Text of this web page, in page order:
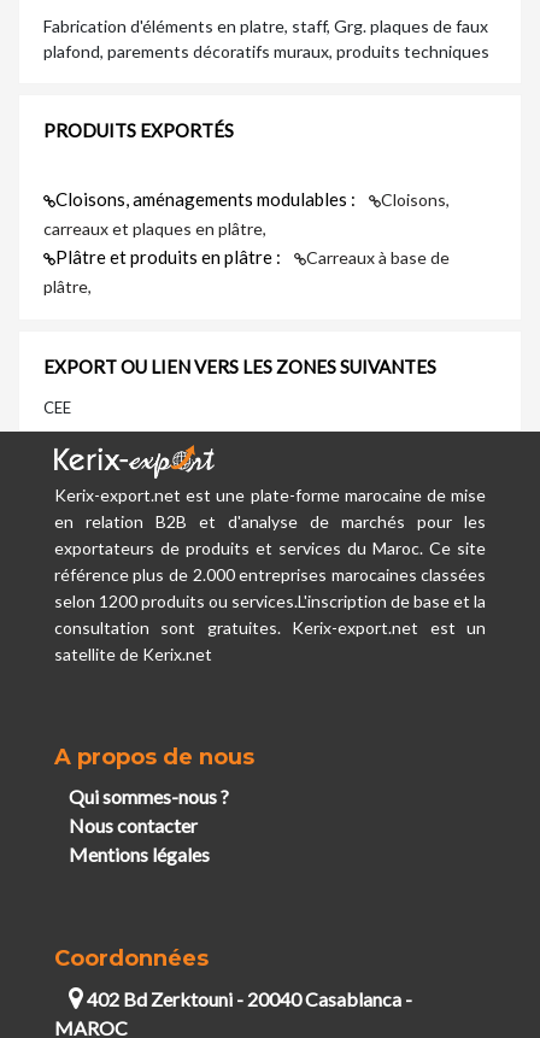
Fabrication d'éléments en platre, staff, Grg. plaques de faux
plafond, parements décoratifs muraux, produits techniques
PRODUITS EXPORTÉS
Cloisons, aménagements modulables :
Cloisons,
carreaux et plaques en plâtre,
Plâtre et produits en plâtre :
Carreaux à base de
plâtre,
EXPORT OU LIEN VERS LES ZONES SUIVANTES
CEE
Kerix-export.net est une plate-forme marocaine de mise
en relation B2B et d'analyse de marchés pour les
exportateurs de produits et services du Maroc. Ce site
référence plus de 2.000 entreprises marocaines classées
selon 1200 produits ou services.L'inscription de base et la
consultation sont gratuites. Kerix-export.net est un
satellite de Kerix.net
A propos de nous
Qui sommes-nous ?
Nous contacter
Mentions légales
Coordonnées
402 Bd Zerktouni - 20040 Casablanca -
MAROC